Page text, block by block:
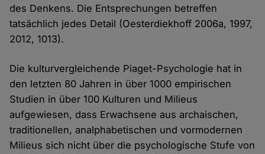
des Denkens. Die Entsprechungen betreffen
tatsächlich jedes Detail (Oesterdiekhoff 2006a, 1997,
2012, 1013).
Die kulturvergleichende Piaget-Psychologie hat in
den letzten 80 Jahren in über 1000 empirischen
Studien in über 100 Kulturen und Milieus
aufgewiesen, dass Erwachsene aus archaischen,
traditionellen, analphabetischen und vormodernen
Milieus sich nicht über die psychologische Stufe von